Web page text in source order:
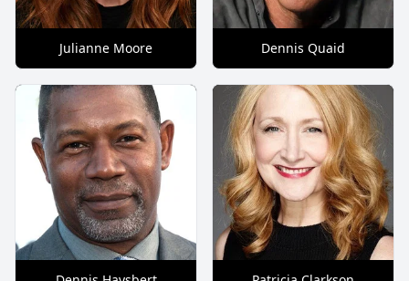
Julianne Moore Dennis Quaid